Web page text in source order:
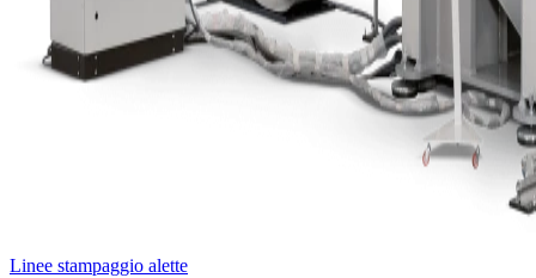
Linee stampaggio alette